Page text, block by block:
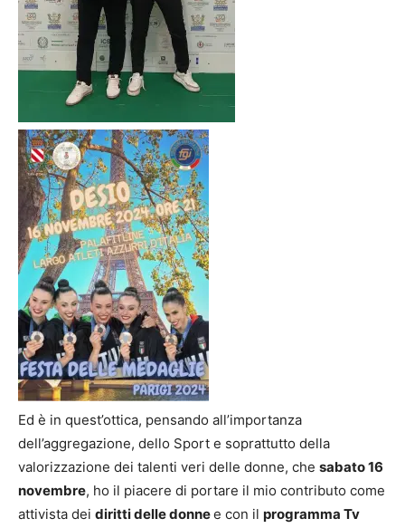
Ed è in quest’ottica, pensando all’importanza
dell’aggregazione, dello Sport e soprattutto della
valorizzazione dei talenti veri delle donne, che sabato 16
novembre, ho il piacere di portare il mio contributo come
attivista dei diritti delle donnee con il programma Tv